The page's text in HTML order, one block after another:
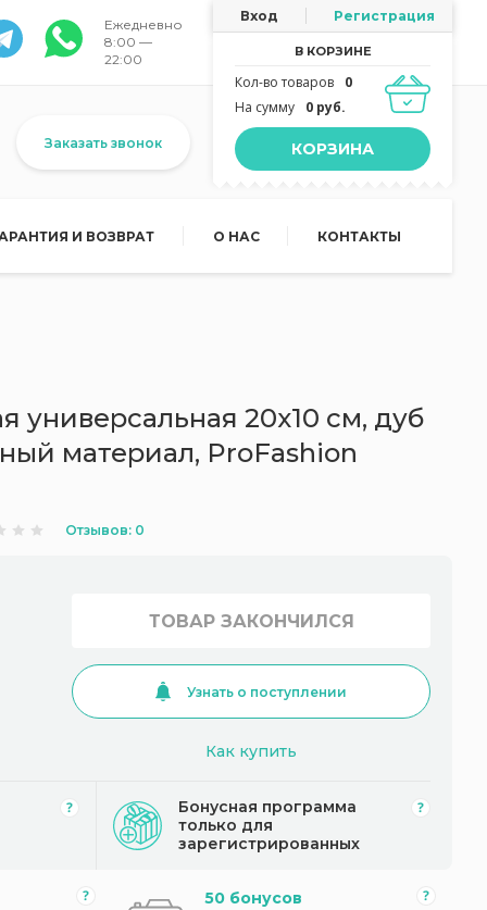
Ежедневно
8:00 —
22:00
Вход Регистрация
В КОРЗИНЕ
Кол-во товаров
0
На сумму
0 руб.
КОРЗИНА
Заказать звонок
И ВОЗВРАТ О НАС КОНТАКТЫ
универсальная 20х10 см, дуб
материал, ProFashion
Отзывов: 0
ТОВАР ЗАКОНЧИЛСЯ
Узнать о поступлении
Как купить
Бонусная программа
только для
зарегистрированных
50 бонусов